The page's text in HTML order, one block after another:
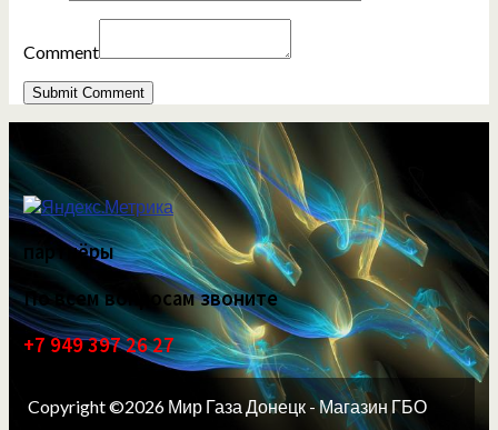
Comment
партнёры
По всем вопросам звоните
+7 949 397 26 27
Copyright ©2026 Мир Газа Донецк - Магазин ГБО